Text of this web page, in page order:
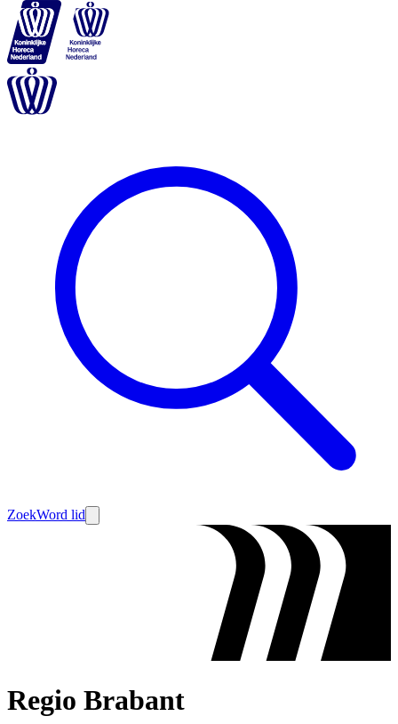
ZoekWord lid
Regio Brabant